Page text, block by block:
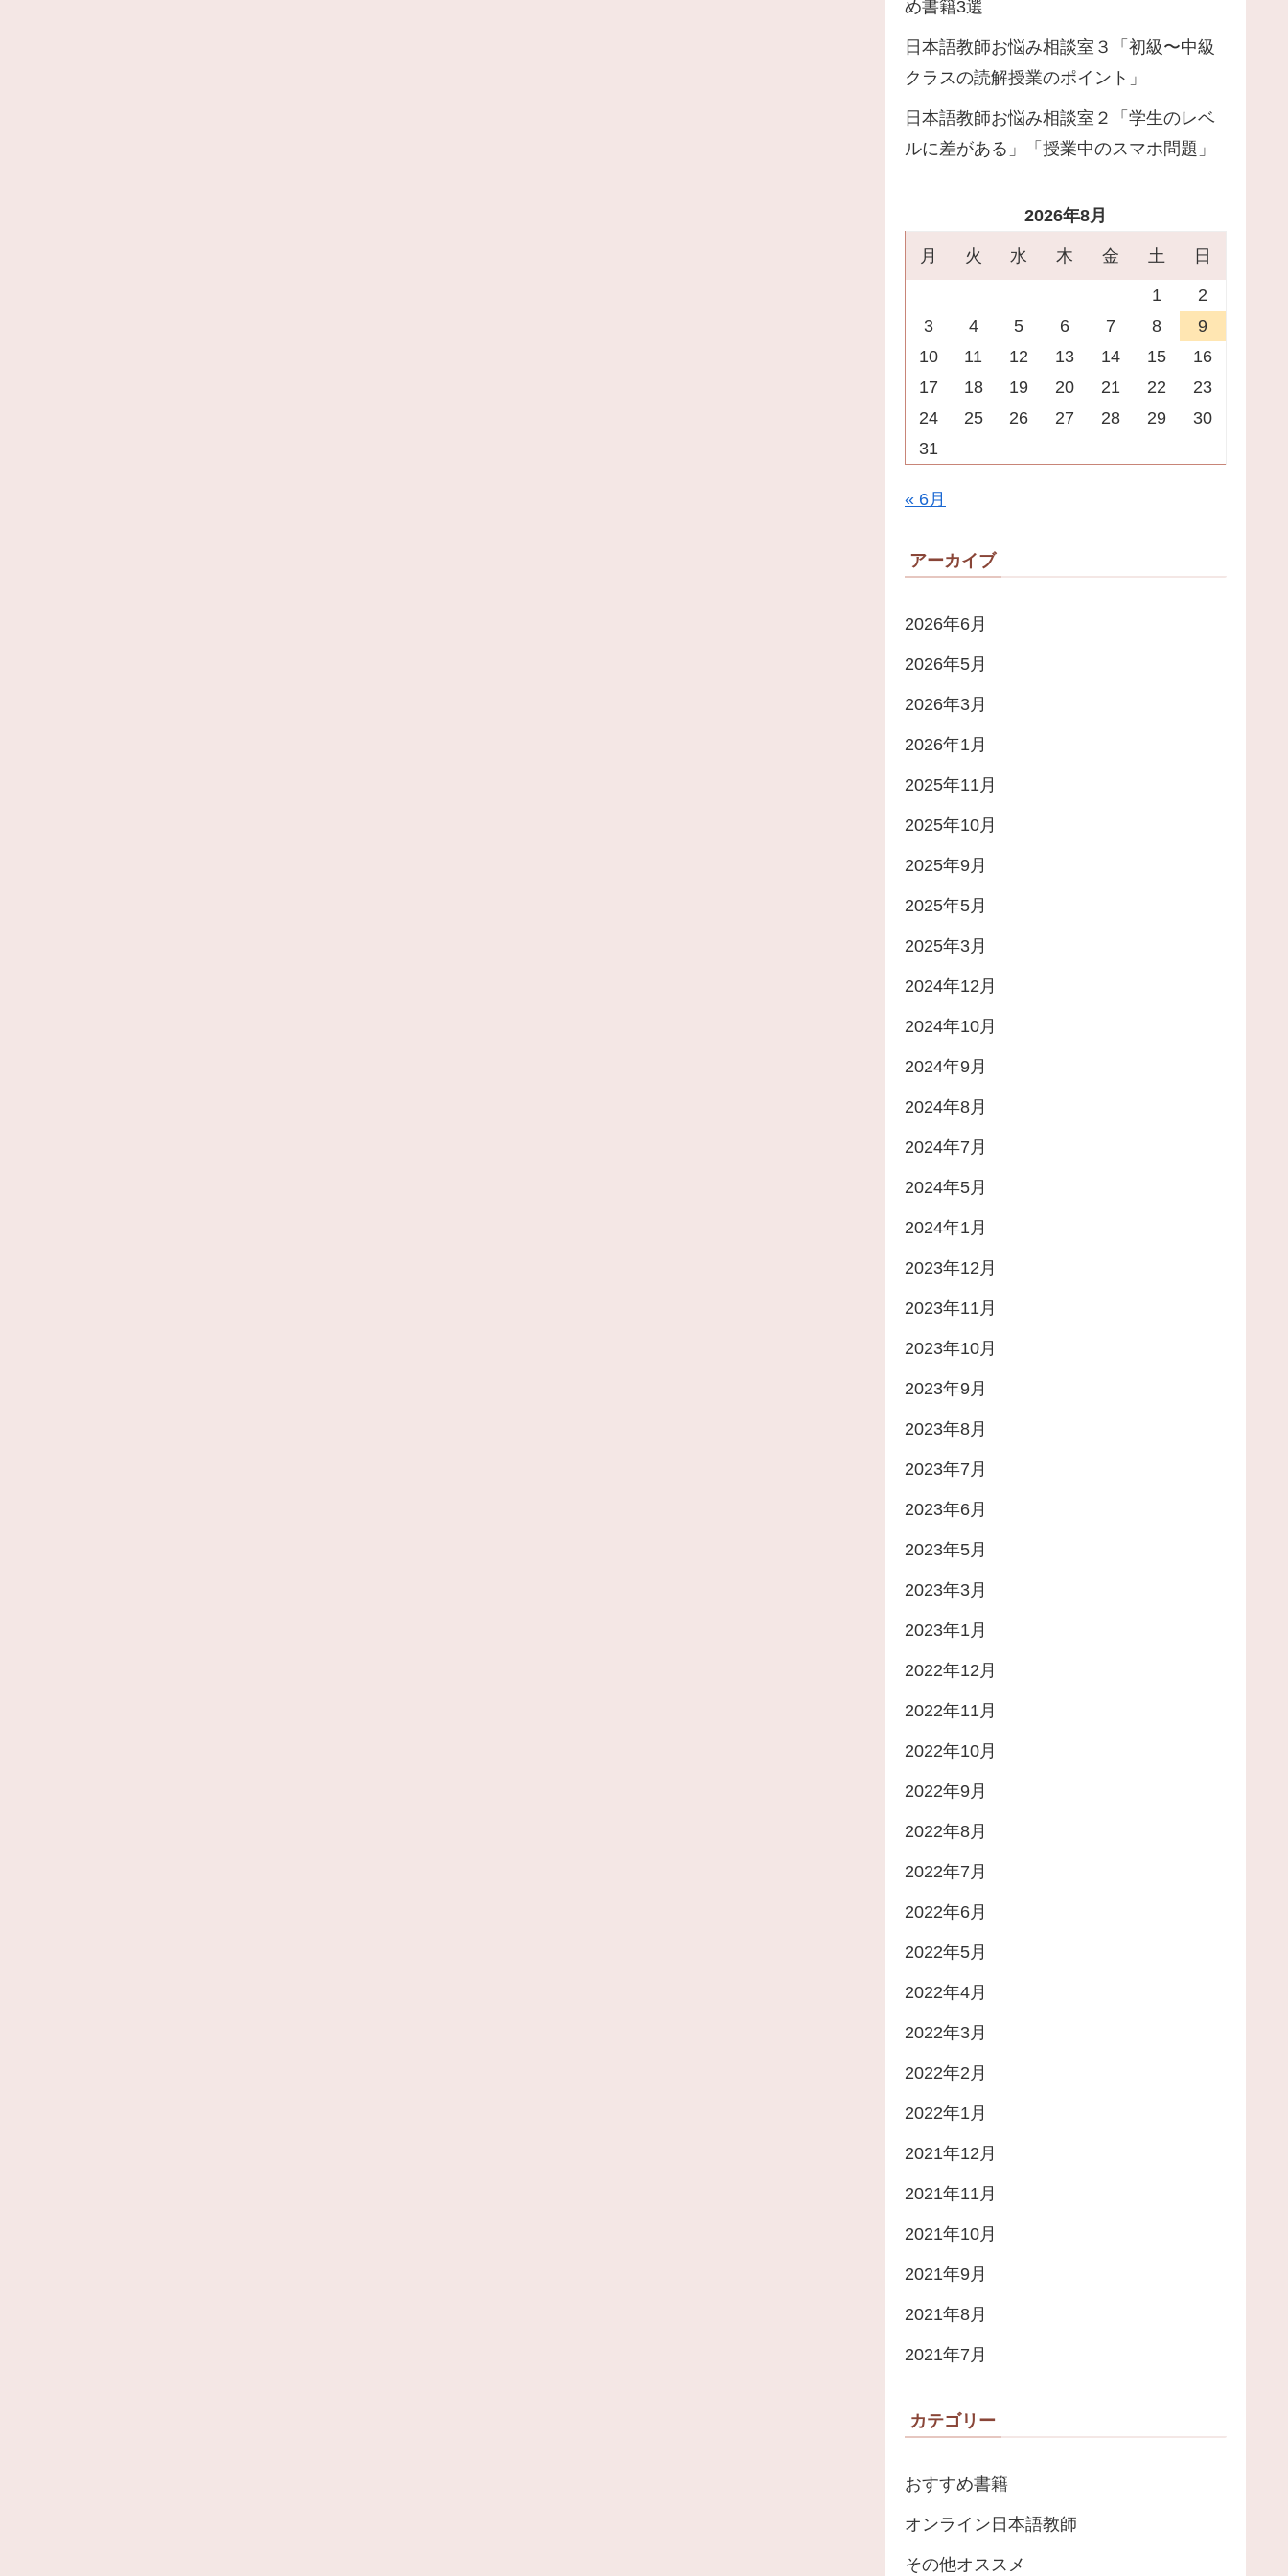
め書籍3選
日本語教師お悩み相談室３「初級〜中級
クラスの読解授業のポイント」
日本語教師お悩み相談室２「学生のレベ
ルに差がある」「授業中のスマホ問題」
2026年8月
月 火 水 木 金 土 日
1
2
3
4 5 6 7 8
9
10
11 12 13 14 15
16
17
18 19 20 21 22
23
24
25 26 27 28 29
30
31
« 6月
アーカイブ
2026年6月
2026年5月
2026年3月
2026年1月
2025年11月
2025年10月
2025年9月
2025年5月
2025年3月
2024年12月
2024年10月
2024年9月
2024年8月
2024年7月
2024年5月
2024年1月
2023年12月
2023年11月
2023年10月
2023年9月
2023年8月
2023年7月
2023年6月
2023年5月
2023年3月
2023年1月
2022年12月
2022年11月
2022年10月
2022年9月
2022年8月
2022年7月
2022年6月
2022年5月
2022年4月
2022年3月
2022年2月
2022年1月
2021年12月
2021年11月
2021年10月
2021年9月
2021年8月
2021年7月
カテゴリー
おすすめ書籍
オンライン日本語教師
その他オススメ